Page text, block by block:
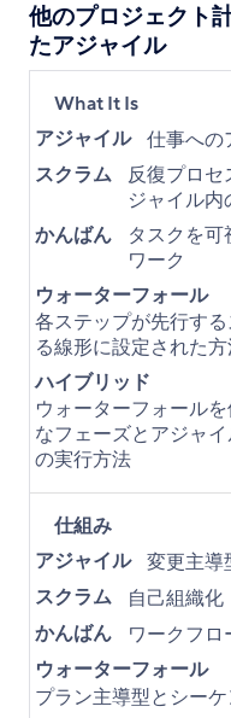
他のプロジェクト
たアジャイル
What It Is
アジャイル 仕事への
スクラム 反復プロセ
ジャイル内
かんばん
タスクを
ワーク
ウォーターフォール
各ステップが先行す
る線形に設定された
ハイブリッド
ウォーターフォール
なフェーズとアジャ
の実行方法
仕組み
アジャイル 変更主導
スクラム
自己組織化
かんばん
ワークフ
ウォーターフォール
プラン主導型とシー